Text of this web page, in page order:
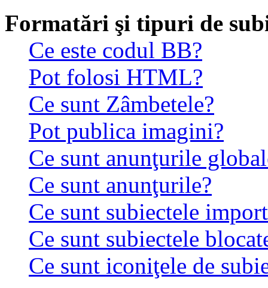
Formatări şi tipuri de
Ce este codul BB?
Pot folosi HTML?
Ce sunt Zâmbetele?
Pot publica imagini?
Ce sunt anunţurile
Ce sunt anunţurile?
Ce sunt subiectele
Ce sunt subiectele
Ce sunt iconiţele de